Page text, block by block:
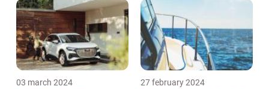
03 march 2024 27 february 2024